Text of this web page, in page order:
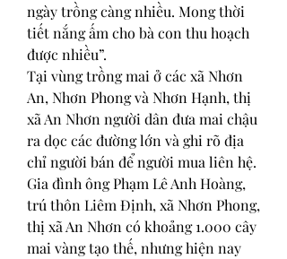
ngày trồng càng nhiều. Mong thời
tiết nắng ấm cho bà con thu hoạch
được nhiều”.
Tại vùng trồng mai ở các xã Nhơn
An, Nhơn Phong và Nhơn Hạnh, thị
xã An Nhơn người dân đưa mai chậu
ra dọc các đường lớn và ghi rõ địa
chỉ người bán để người mua liên hệ.
Gia đình ông Phạm Lê Anh Hoàng,
trú thôn Liêm Định, xã Nhơn Phong,
thị xã An Nhơn có khoảng 1.000 cây
mai vàng tạo thế, nhưng hiện nay